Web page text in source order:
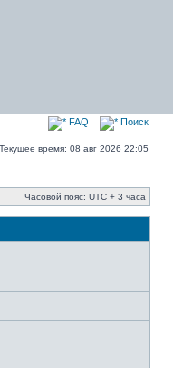
FAQ Поиск
Текущее время: 08 авг 2026 22:05
Часовой пояс: UTC + 3 часа